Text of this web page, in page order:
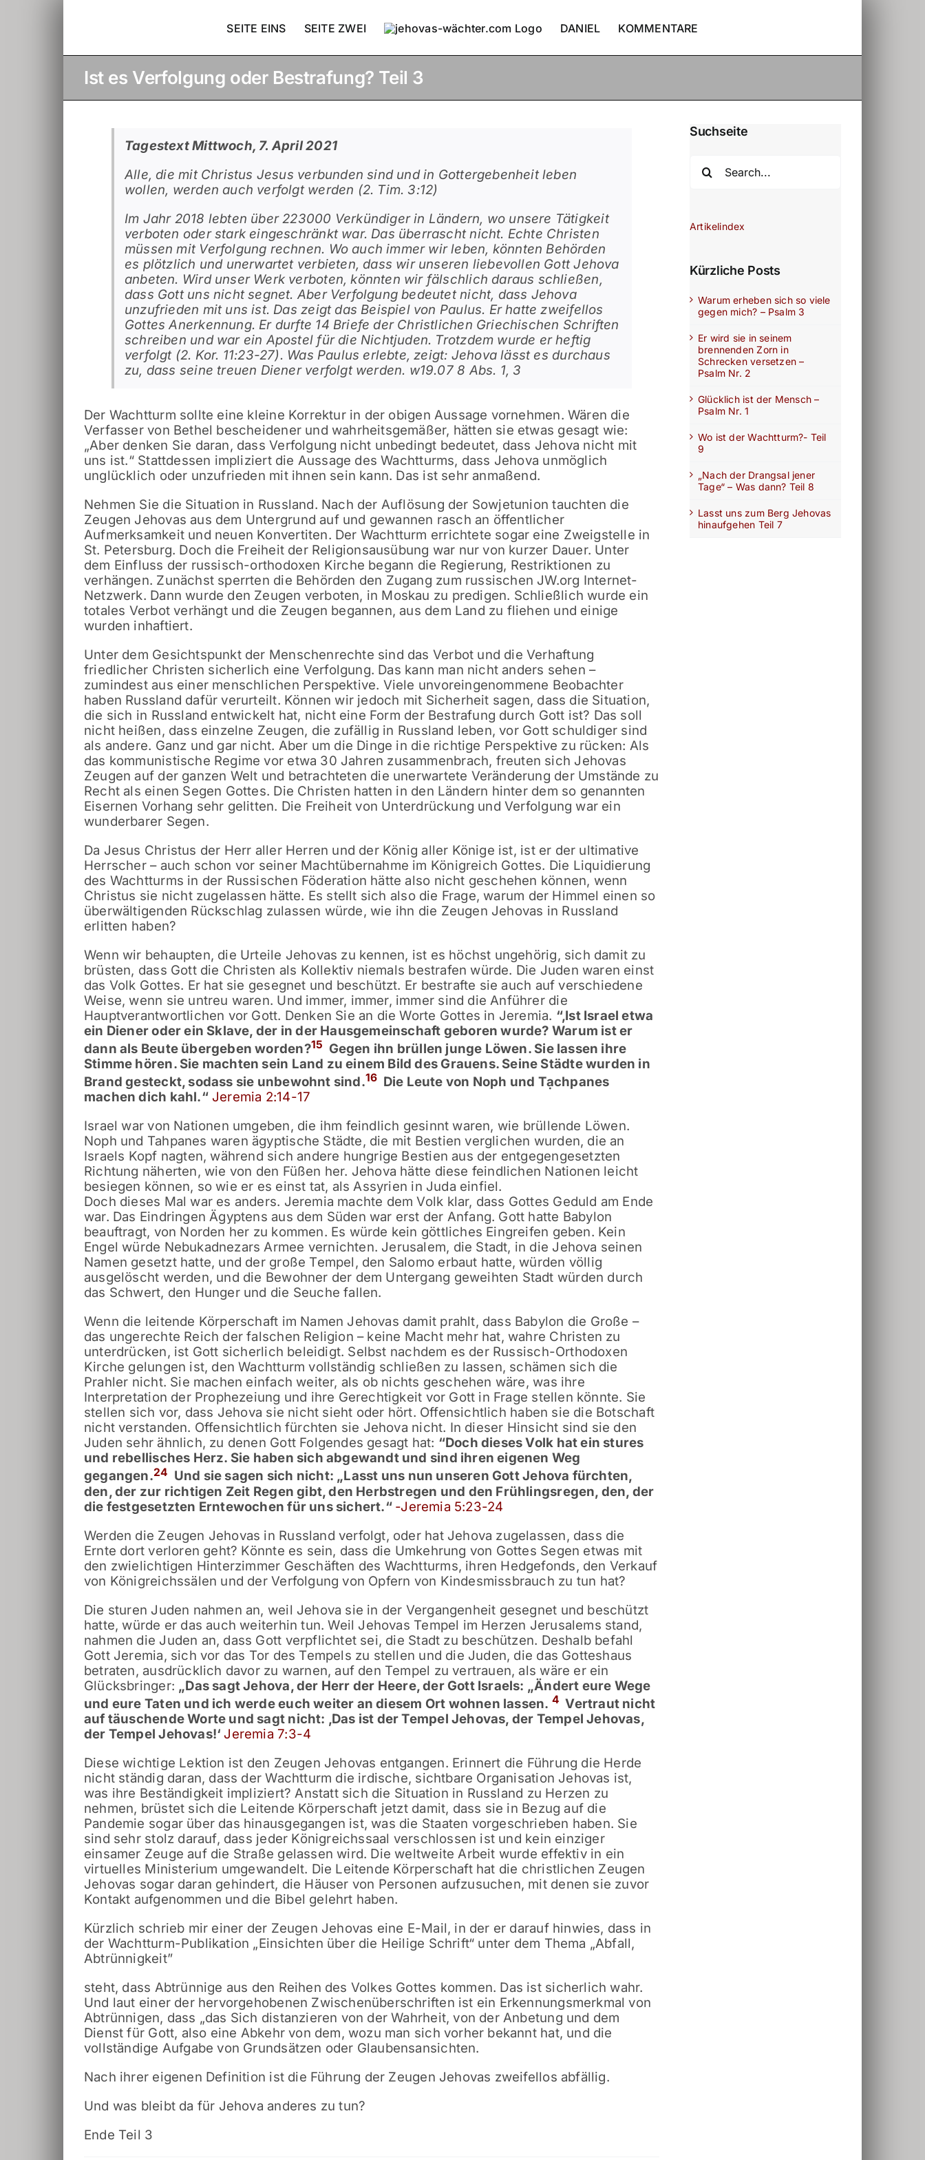
SEITE EINS SEITE ZWEI DANIEL KOMMENTARE
Ist es Verfolgung oder Bestrafung? Teil 3
Tagestext Mittwoch, 7. April 2021
Alle, die mit Christus Jesus verbunden sind und in Gottergebenheit leben
wollen, werden auch verfolgt werden (2. Tim. 3:12)
Im Jahr 2018 lebten über 223000 Verkündiger in Ländern, wo unsere Tätigkeit
verboten oder stark eingeschränkt war. Das überrascht nicht. Echte Christen
müssen mit Verfolgung rechnen. Wo auch immer wir leben, könnten Behörden
es plötzlich und unerwartet verbieten, dass wir unseren liebevollen Gott Jehova
anbeten. Wird unser Werk verboten, könnten wir fälschlich daraus schließen,
dass Gott uns nicht segnet. Aber Verfolgung bedeutet nicht, dass Jehova
unzufrieden mit uns ist. Das zeigt das Beispiel von Paulus. Er hatte zweifellos
Gottes Anerkennung. Er durfte 14 Briefe der Christlichen Griechischen Schriften
schreiben und war ein Apostel für die Nichtjuden. Trotzdem wurde er heftig
verfolgt (2. Kor. 11:23-27). Was Paulus erlebte, zeigt: Jehova lässt es durchaus
zu, dass seine treuen Diener verfolgt werden. w19.07 8 Abs. 1, 3
Der Wachtturm sollte eine kleine Korrektur in der obigen Aussage vornehmen. Wären die
Verfasser von Bethel bescheidener und wahrheitsgemäßer, hätten sie etwas gesagt wie:
„Aber denken Sie daran, dass Verfolgung nicht unbedingt bedeutet, dass Jehova nicht mit
uns ist.“ Stattdessen impliziert die Aussage des Wachtturms, dass Jehova unmöglich
unglücklich oder unzufrieden mit ihnen sein kann. Das ist sehr anmaßend.
Nehmen Sie die Situation in Russland. Nach der Auflösung der Sowjetunion tauchten die
Zeugen Jehovas aus dem Untergrund auf und gewannen rasch an öffentlicher
Aufmerksamkeit und neuen Konvertiten. Der Wachtturm errichtete sogar eine Zweigstelle in
St. Petersburg. Doch die Freiheit der Religionsausübung war nur von kurzer Dauer. Unter
dem Einfluss der russisch-orthodoxen Kirche begann die Regierung, Restriktionen zu
verhängen. Zunächst sperrten die Behörden den Zugang zum russischen JW.org Internet-
Netzwerk. Dann wurde den Zeugen verboten, in Moskau zu predigen. Schließlich wurde ein
totales Verbot verhängt und die Zeugen begannen, aus dem Land zu fliehen und einige
wurden inhaftiert.
Unter dem Gesichtspunkt der Menschenrechte sind das Verbot und die Verhaftung
friedlicher Christen sicherlich eine Verfolgung. Das kann man nicht anders sehen –
zumindest aus einer menschlichen Perspektive. Viele unvoreingenommene Beobachter
haben Russland dafür verurteilt. Können wir jedoch mit Sicherheit sagen, dass die Situation,
die sich in Russland entwickelt hat, nicht eine Form der Bestrafung durch Gott ist? Das soll
nicht heißen, dass einzelne Zeugen, die zufällig in Russland leben, vor Gott schuldiger sind
als andere. Ganz und gar nicht. Aber um die Dinge in die richtige Perspektive zu rücken: Als
das kommunistische Regime vor etwa 30 Jahren zusammenbrach, freuten sich Jehovas
Zeugen auf der ganzen Welt und betrachteten die unerwartete Veränderung der Umstände zu
Recht als einen Segen Gottes. Die Christen hatten in den Ländern hinter dem so genannten
Eisernen Vorhang sehr gelitten. Die Freiheit von Unterdrückung und Verfolgung war ein
wunderbarer Segen.
Da Jesus Christus der Herr aller Herren und der König aller Könige ist, ist er der ultimative
Herrscher – auch schon vor seiner Machtübernahme im Königreich Gottes. Die Liquidierung
des Wachtturms in der Russischen Föderation hätte also nicht geschehen können, wenn
Christus sie nicht zugelassen hätte. Es stellt sich also die Frage, warum der Himmel einen so
überwältigenden Rückschlag zulassen würde, wie ihn die Zeugen Jehovas in Russland
erlitten haben?
Wenn wir behaupten, die Urteile Jehovas zu kennen, ist es höchst ungehörig, sich damit zu
brüsten, dass Gott die Christen als Kollektiv niemals bestrafen würde. Die Juden waren einst
das Volk Gottes. Er hat sie gesegnet und beschützt. Er bestrafte sie auch auf verschiedene
Weise, wenn sie untreu waren. Und immer, immer, immer sind die Anführer die
Hauptverantwortlichen vor Gott. Denken Sie an die Worte Gottes in Jeremia. “‚Ist Israel etwa
ein Diener oder ein Sklave, der in der Hausgemeinschaft geboren wurde? Warum ist er
dann als Beute übergeben worden?15 Gegen ihn brüllen junge Löwen. Sie lassen ihre
Stimme hören. Sie machten sein Land zu einem Bild des Grauens. Seine Städte wurden in
Brand gesteckt, sodass sie unbewohnt sind.16 Die Leute von Noph und Tạchpanes
machen dich kahl.“ Jeremia 2:14-17
Israel war von Nationen umgeben, die ihm feindlich gesinnt waren, wie brüllende Löwen.
Noph und Tahpanes waren ägyptische Städte, die mit Bestien verglichen wurden, die an
Israels Kopf nagten, während sich andere hungrige Bestien aus der entgegengesetzten
Richtung näherten, wie von den Füßen her. Jehova hätte diese feindlichen Nationen leicht
besiegen können, so wie er es einst tat, als Assyrien in Juda einfiel.
Doch dieses Mal war es anders. Jeremia machte dem Volk klar, dass Gottes Geduld am Ende
war. Das Eindringen Ägyptens aus dem Süden war erst der Anfang. Gott hatte Babylon
beauftragt, von Norden her zu kommen. Es würde kein göttliches Eingreifen geben. Kein
Engel würde Nebukadnezars Armee vernichten. Jerusalem, die Stadt, in die Jehova seinen
Namen gesetzt hatte, und der große Tempel, den Salomo erbaut hatte, würden völlig
ausgelöscht werden, und die Bewohner der dem Untergang geweihten Stadt würden durch
das Schwert, den Hunger und die Seuche fallen.
Wenn die leitende Körperschaft im Namen Jehovas damit prahlt, dass Babylon die Große –
das ungerechte Reich der falschen Religion – keine Macht mehr hat, wahre Christen zu
unterdrücken, ist Gott sicherlich beleidigt. Selbst nachdem es der Russisch-Orthodoxen
Kirche gelungen ist, den Wachtturm vollständig schließen zu lassen, schämen sich die
Prahler nicht. Sie machen einfach weiter, als ob nichts geschehen wäre, was ihre
Interpretation der Prophezeiung und ihre Gerechtigkeit vor Gott in Frage stellen könnte. Sie
stellen sich vor, dass Jehova sie nicht sieht oder hört. Offensichtlich haben sie die Botschaft
nicht verstanden. Offensichtlich fürchten sie Jehova nicht. In dieser Hinsicht sind sie den
Juden sehr ähnlich, zu denen Gott Folgendes gesagt hat: “Doch dieses Volk hat ein stures
und rebellisches Herz. Sie haben sich abgewandt und sind ihren eigenen Weg
gegangen.24 Und sie sagen sich nicht: „Lasst uns nun unseren Gott Jehova fürchten,
den, der zur richtigen Zeit Regen gibt, den Herbstregen und den Frühlingsregen, den, der
die festgesetzten Erntewochen für uns sichert.“ -Jeremia 5:23-24
Werden die Zeugen Jehovas in Russland verfolgt, oder hat Jehova zugelassen, dass die
Ernte dort verloren geht? Könnte es sein, dass die Umkehrung von Gottes Segen etwas mit
den zwielichtigen Hinterzimmer Geschäften des Wachtturms, ihren Hedgefonds, den Verkauf
von Königreichssälen und der Verfolgung von Opfern von Kindesmissbrauch zu tun hat?
Die sturen Juden nahmen an, weil Jehova sie in der Vergangenheit gesegnet und beschützt
hatte, würde er das auch weiterhin tun. Weil Jehovas Tempel im Herzen Jerusalems stand,
nahmen die Juden an, dass Gott verpflichtet sei, die Stadt zu beschützen. Deshalb befahl
Gott Jeremia, sich vor das Tor des Tempels zu stellen und die Juden, die das Gotteshaus
betraten, ausdrücklich davor zu warnen, auf den Tempel zu vertrauen, als wäre er ein
Glücksbringer: „Das sagt Jehova, der Herr der Heere, der Gott Israels: „Ändert eure Wege
und eure Taten und ich werde euch weiter an diesem Ort wohnen lassen. 4 Vertraut nicht
auf täuschende Worte und sagt nicht: ‚Das ist der Tempel Jehovas, der Tempel Jehovas,
der Tempel Jehovas!‘ Jeremia 7:3-4
Diese wichtige Lektion ist den Zeugen Jehovas entgangen. Erinnert die Führung die Herde
nicht ständig daran, dass der Wachtturm die irdische, sichtbare Organisation Jehovas ist,
was ihre Beständigkeit impliziert? Anstatt sich die Situation in Russland zu Herzen zu
nehmen, brüstet sich die Leitende Körperschaft jetzt damit, dass sie in Bezug auf die
Pandemie sogar über das hinausgegangen ist, was die Staaten vorgeschrieben haben. Sie
sind sehr stolz darauf, dass jeder Königreichssaal verschlossen ist und kein einziger
einsamer Zeuge auf die Straße gelassen wird. Die weltweite Arbeit wurde effektiv in ein
virtuelles Ministerium umgewandelt. Die Leitende Körperschaft hat die christlichen Zeugen
Jehovas sogar daran gehindert, die Häuser von Personen aufzusuchen, mit denen sie zuvor
Kontakt aufgenommen und die Bibel gelehrt haben.
Kürzlich schrieb mir einer der Zeugen Jehovas eine E-Mail, in der er darauf hinwies, dass in
der Wachtturm-Publikation „Einsichten über die Heilige Schrift“ unter dem Thema „Abfall,
Abtrünnigkeit”
steht, dass Abtrünnige aus den Reihen des Volkes Gottes kommen. Das ist sicherlich wahr.
Und laut einer der hervorgehobenen Zwischenüberschriften ist ein Erkennungsmerkmal von
Abtrünnigen, dass „das Sich distanzieren von der Wahrheit, von der Anbetung und dem
Dienst für Gott, also eine Abkehr von dem, wozu man sich vorher bekannt hat, und die
vollständige Aufgabe von Grundsätzen oder Glaubensansichten.
Nach ihrer eigenen Definition ist die Führung der Zeugen Jehovas zweifellos abfällig.
Und was bleibt da für Jehova anderes zu tun?
Ende Teil 3
Suchseite
for:
Artikelindex
Kürzliche Posts
Warum erheben sich so viele
gegen mich? – Psalm 3
Er wird sie in seinem
brennenden Zorn in
Schrecken versetzen –
Psalm Nr. 2
Glücklich ist der Mensch –
Psalm Nr. 1
Wo ist der Wachtturm?- Teil
9
„Nach der Drangsal jener
Tage“ – Was dann? Teil 8
Lasst uns zum Berg Jehovas
hinaufgehen Teil 7